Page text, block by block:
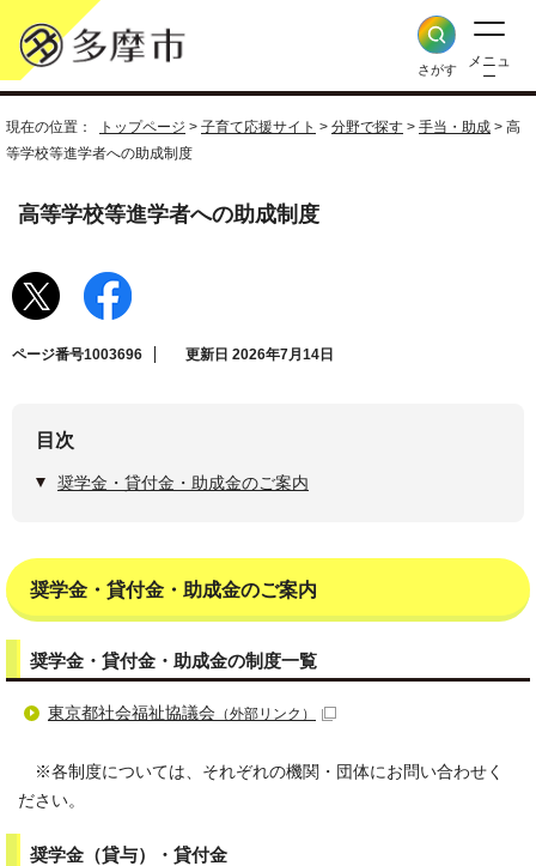
さがす
メニュ
ー
現在の位置： トップページ > 子育て応援サイト > 分野で探す > 手当・助成 > 高
等学校等進学者への助成制度
高等学校等進学者への助成制度
ページ番号1003696 更新日 2026年7月14日
目次
奨学金・貸付金・助成金のご案内
奨学金・貸付金・助成金のご案内
奨学金・貸付金・助成金の制度一覧
東京都社会福祉協議会 （外部リンク）
※各制度については、それぞれの機関・団体にお問い合わせく
ださい。
奨学金（貸与）・貸付金